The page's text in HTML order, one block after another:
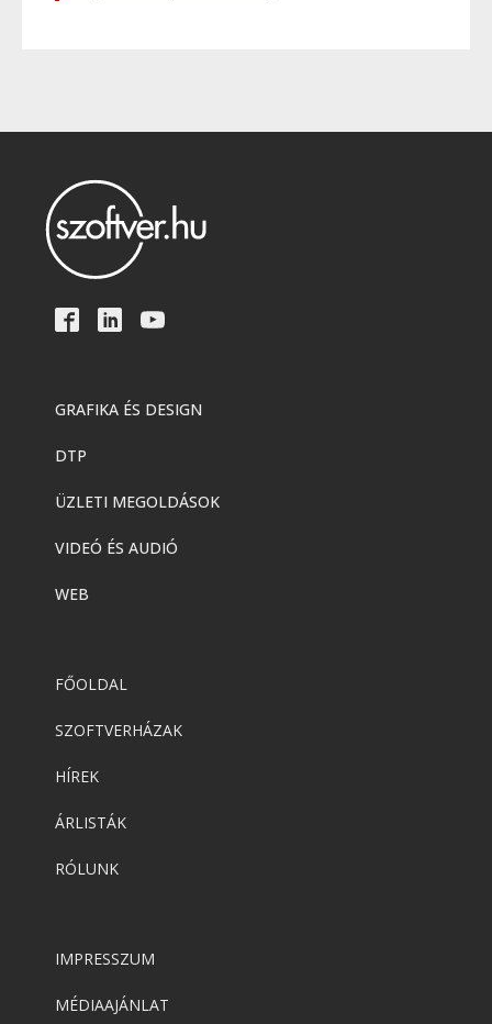
GRAFIKA ÉS DESIGN
DTP
ÜZLETI MEGOLDÁSOK
VIDEÓ ÉS AUDIÓ
WEB
FŐOLDAL
SZOFTVERHÁZAK
HÍREK
ÁRLISTÁK
RÓLUNK
IMPRESSZUM
MÉDIAAJÁNLAT